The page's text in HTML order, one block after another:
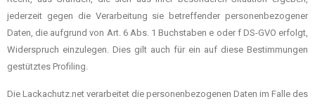
jederzeit gegen die Verarbeitung sie betreffender personenbezogener
Daten, die aufgrund von Art. 6 Abs. 1 Buchstaben e oder f DS-GVO erfolgt,
Widerspruch einzulegen. Dies gilt auch für ein auf diese Bestimmungen
gestütztes Profiling.
Die Lackachutz.net verarbeitet die personenbezogenen Daten im Falle des